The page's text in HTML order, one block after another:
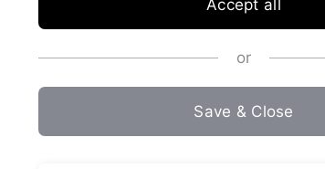
avec différents parfums
Accept all
or
Save & Close